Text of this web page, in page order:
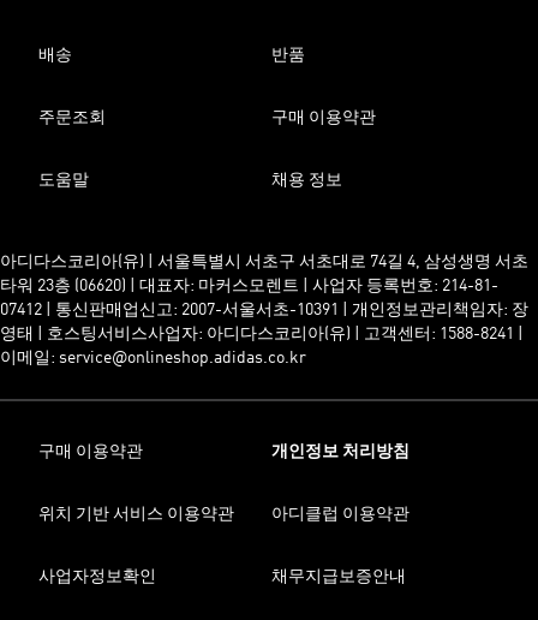
배송 반품
주문조회 구매 이용약관
도움말 채용 정보
아디다스코리아(유) | 서울특별시 서초구 서초대로 74길 4, 삼성생명 서초
타워 23층 (06620) | 대표자: 마커스모렌트 | 사업자 등록번호: 214-81-
07412 | 통신판매업신고: 2007-서울서초-10391 | 개인정보관리책임자: 장
영태 | 호스팅서비스사업자: 아디다스코리아(유) | 고객센터: 1588-8241 |
이메일: service@onlineshop.adidas.co.kr
구매 이용약관 개인정보 처리방침
위치 기반 서비스 이용약관 아디클럽 이용약관
사업자정보확인 채무지급보증안내